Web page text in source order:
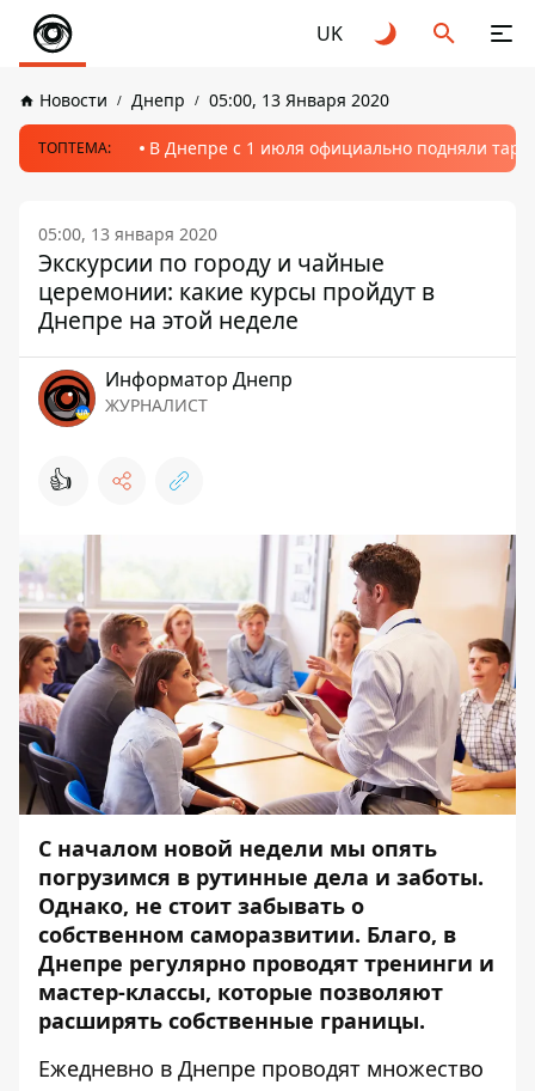
UK
Новости Днепр 05:00, 13 Января 2020
ТОПТЕМА: В Днепре с 1 июля официально подняли
05:00, 13 января 2020
Экскурсии по городу и чайные
церемонии: какие курсы пройдут в
Днепре на этой неделе
Информатор Днепр
ЖУРНАЛИСТ
👍
С началом новой недели мы опять
погрузимся в рутинные дела и заботы.
Однако, не стоит забывать о
собственном саморазвитии. Благо, в
Днепре регулярно проводят тренинги и
мастер-классы, которые позволяют
расширять собственные границы.
Ежедневно в Днепре проводят множество